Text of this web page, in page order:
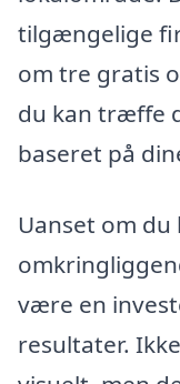
tilgængelige
om tre gratis
du kan træffe
baseret på
Uanset om du
være en
resultater.